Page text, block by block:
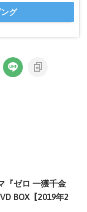
グ
『ゼロ 一獲千金
BOX【2019年2